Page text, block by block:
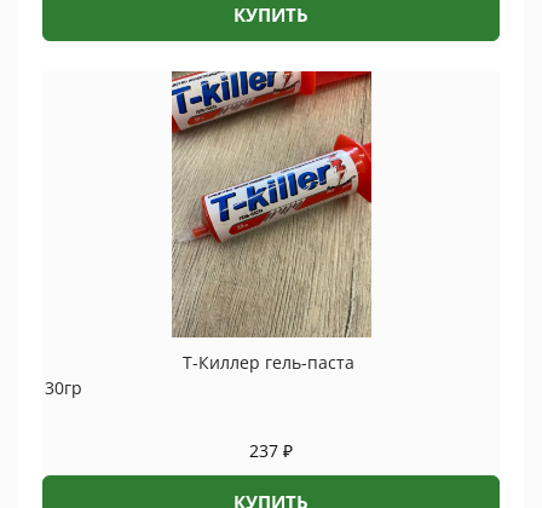
КУПИТЬ
Т-Киллер гель-паста
30гр
237 ₽
КУПИТЬ